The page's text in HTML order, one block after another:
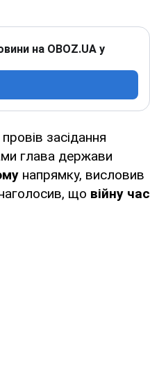
на OBOZ.UA у
засідання
глава держави
напрямку, висловив
що війну час